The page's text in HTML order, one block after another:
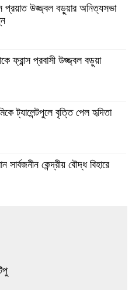
প্রয়াত উজ্জ্বল বড়ুয়ার অনিত্যসভা
ফ্রান্স প্রবাসী উজ্জ্বল বড়ুয়া
ট্যালেন্টপুলে বৃত্তি পেল হৃদিতা
সার্বজনীন কেন্দ্রীয় বৌদ্ধ বিহারে
২০২৬-২৭ কেন্দ্রীয় কমিটি গঠন